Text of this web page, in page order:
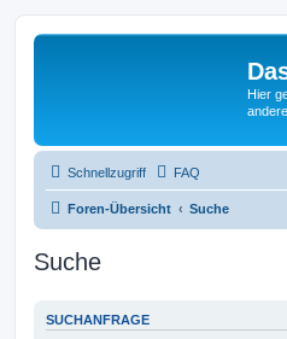
Hier
Schnellzugriff FAQ
Foren-Übersicht Suche
Suche
SUCHANFRAGE